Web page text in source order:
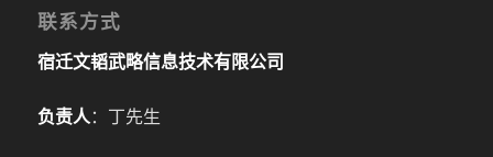
联系方式
宿迁文韬武略信息技术有限公司
负责人：丁先生